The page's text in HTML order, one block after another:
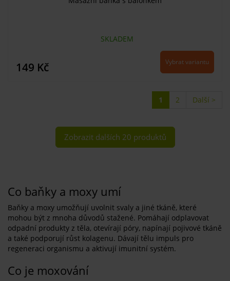
SKLADEM
149 Kč Vybrat variantu
1 2 Další >
Zobrazit dalších 20 produktů
Co baňky a moxy umí
Baňky a moxy umožňují uvolnit svaly a jiné tkáně, které
mohou být z mnoha důvodů stažené. Pomáhají odplavovat
odpadní produkty z těla, otevírají póry, napínají pojivové tkáně
a také podporují růst kolagenu. Dávají tělu impuls pro
regeneraci organismu a aktivují imunitní systém.
Co je moxování